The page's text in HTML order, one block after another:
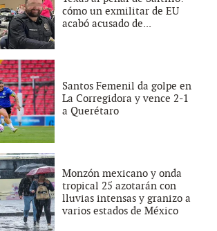
cómo un exmilitar de EU
acabó acusado de...
Santos Femenil da golpe en
La Corregidora y vence 2-1
a Querétaro
Monzón mexicano y onda
tropical 25 azotarán con
lluvias intensas y granizo a
varios estados de México